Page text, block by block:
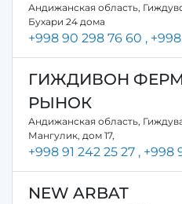
Андижанская область,
Бухари 24 дома
+998 90 298 76 60 ,
ГИЖДИВОН
РЫНОК
Андижанская область,
Мангулик, дом 17,
+998 91 242 25 27 , +998
NEW ARBAT